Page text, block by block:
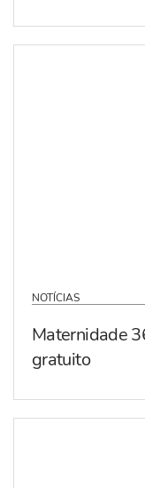
NOTÍCIAS
Maternidade
gratuito